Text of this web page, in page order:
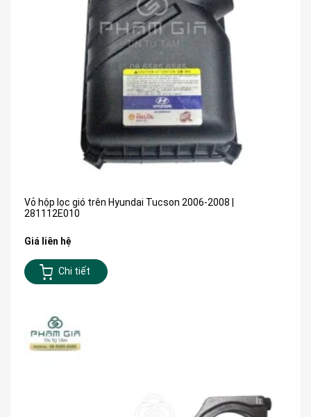
Vỏ hộp lọc gió trên Hyundai Tucson 2006-2008 |
281112E010
Giá liên hệ
Chi tiết